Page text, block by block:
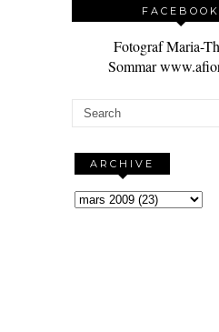
FACEBOOK
Fotograf Maria-
Sommar
ARCHIVE